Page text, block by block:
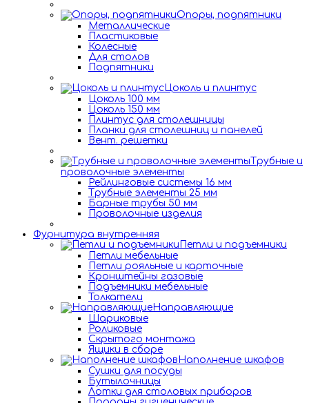
Опоры, подпятники
Металлические
Пластиковые
Колесные
Для столов
Подпятники
Цоколь и плинтус
Цоколь 100 мм
Цоколь 150 мм
Плинтус для столешницы
Планки для столешниц и панелей
Вент. решетки
Трубные и
проволочные элементы
Рейлинговые системы 16 мм
Трубные элементы 25 мм
Барные трубы 50 мм
Проволочные изделия
Фурнитура внутренняя
Петли и подъемники
Петли мебельные
Петли рояльные и карточные
Кронштейны газовые
Подъемники мебельные
Толкатели
Направляющие
Шариковые
Роликовые
Скрытого монтажа
Ящики в сборе
Наполнение шкафов
Сушки для посуды
Бутылочницы
Лотки для столовых приборов